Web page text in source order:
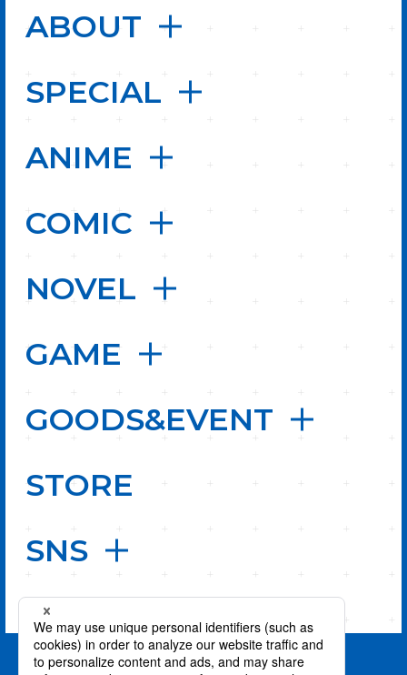
ABOUT
SPECIAL
ANIME
COMIC
NOVEL
GAME
GOODS&EVENT
STORE
SNS